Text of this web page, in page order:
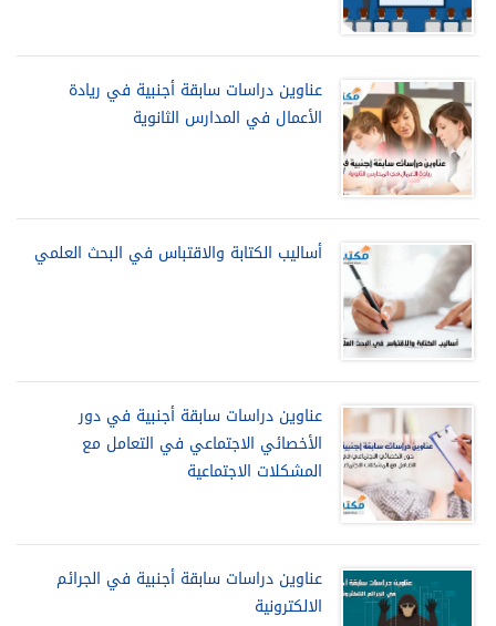
عناوين دراسات سابقة أجنبية في ريادة
الأعمال في المدارس الثانوية
أساليب الكتابة والاقتباس في البحث العلمي
عناوين دراسات سابقة أجنبية في دور
الأخصائي الاجتماعي في التعامل مع
المشكلات الاجتماعية
عناوين دراسات سابقة أجنبية في الجرائم
الالكترونية